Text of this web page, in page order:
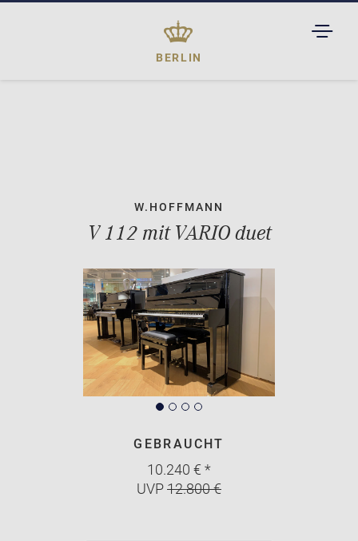
BERLIN
W.HOFFMANN
V 112 mit VARIO duet
GEBRAUCHT
10.240 € *
UVP12.800 €